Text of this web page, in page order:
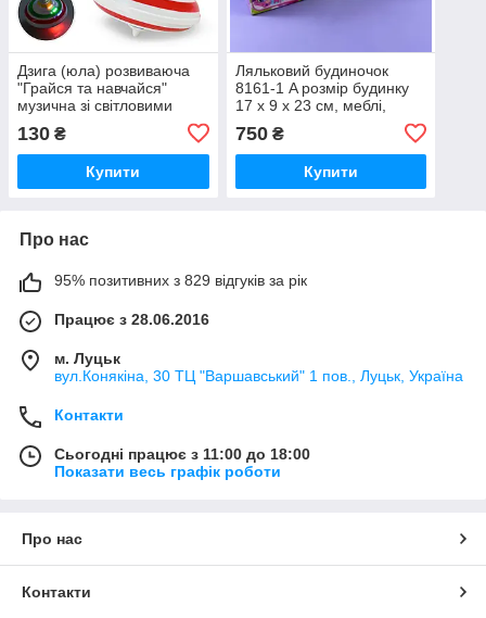
Дзига (юла) розвиваюча
"Грайся та навчайся"
музична зі світловими
ефектами, живлення від
батарейок, розмір 12х12
см PL-725-37
130 ₴
Купити
Ляльковий будиночок
8161-1 A розмір будинку
17 х 9 х 23 см, меблі,
звук, підсвітка
750₴
Купити
Про нас
95% позитивних з 829 відгуків за рік
Працює з 28.06.2016
м. Луцьк
вул.Конякіна, 30 ТЦ "Варшавський" 1 пов., Луцьк, Україна
Контакти
Сьогодні працює з 11:00 до 18:00
Показати весь графік роботи
Про нас
Контакти